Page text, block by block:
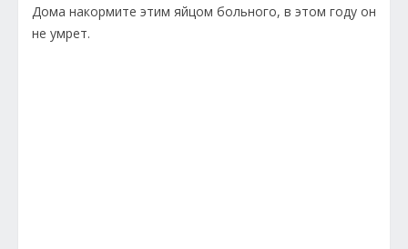
Дома накормите этим яйцом больного, в этом году он
не умрет.